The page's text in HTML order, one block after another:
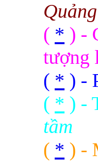
( * ) -
tượng
( * ) -
( * ) -
tầm
( * ) -